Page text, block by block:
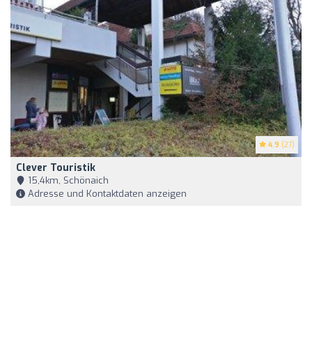
4.9 (27)
Clever Touristik
15,4km, Schönaich
Adresse und Kontaktdaten anzeigen